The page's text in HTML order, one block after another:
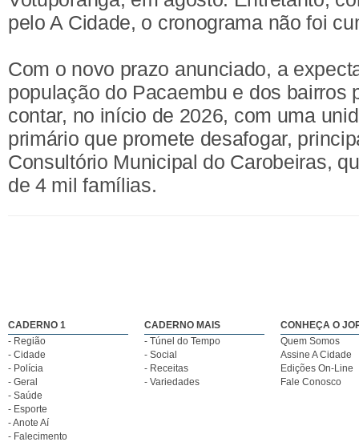
pelo A Cidade, o cronograma não foi
Com o novo prazo anunciado, a
população do Pacaembu e dos bairros
contar, no início de 2026, com uma
primário que promete desafogar,
Consultório Municipal do Carobeiras,
de 4 mil famílias.
CADERNO 1
- Região
- Cidade
- Polícia
- Geral
- Saúde
- Esporte
- Anote Aí
- Falecimento
CADERNO MAIS
- Túnel do Tempo
- Social
- Receitas
- Variedades
CONHEÇA O
Quem Somos
Assine A Cidade
Edições On-Line
Fale Conosco